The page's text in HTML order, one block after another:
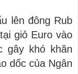
lên đông Rub
giỏ Euro vào
gây khó khăn
dốc của Ngân